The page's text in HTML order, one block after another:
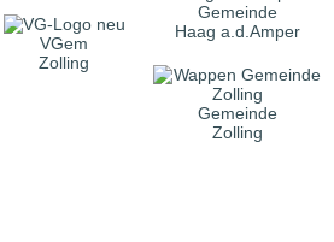
VGem
Zolling
Gemeinde
Haag a.d.Amper
Gemeinde
Zolling